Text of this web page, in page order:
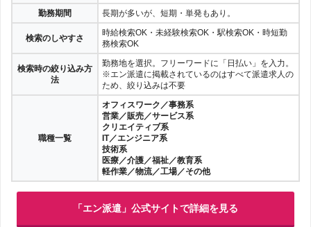
勤務期間 長期が多いが、短期・単発もあり。
検索のしやすさ
時給検索OK・未経験検索OK・駅検索OK・時短勤
務検索OK
検索時の絞り込み方
法
勤務地を選択。フリーワードに「日払い」を入力。
※エン派遣に掲載されているのはすべて派遣求人の
ため、絞り込みは不要
職種一覧
オフィスワーク／事務系
営業／販売／サービス系
クリエイティブ系
IT／エンジニア系
技術系
医療／介護／福祉／教育系
軽作業／物流／工場／その他
「エン派遣」公式サイトで詳細を見る